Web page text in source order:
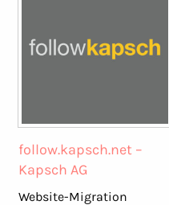
follow.kapsch.net –
Kapsch AG
Website-Migration